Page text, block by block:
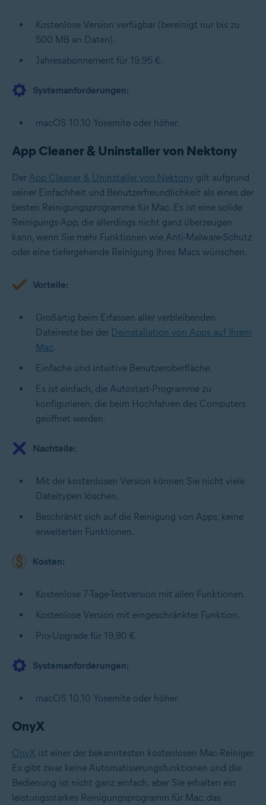
Kostenlose Version verfügbar (bereinigt nur bis zu
500 MB an Daten).
Jahresabonnement für 19,95 €.
Systemanforderungen:
macOS 10.10 Yosemite oder höher.
App Cleaner & Uninstaller von Nektony
Der App Cleaner & Uninstaller von Nektony gilt aufgrund
seiner Einfachheit und Benutzerfreundlichkeit als eines der
besten Reinigungsprogramme für Mac. Es ist eine solide
Reinigungs-App, die allerdings nicht ganz überzeugen
kann, wenn Sie mehr Funktionen wie Anti-Malware-Schutz
oder eine tiefergehende Reinigung Ihres Macs wünschen.
Vorteile:
Großartig beim Erfassen aller verbleibenden
Dateireste bei der Deinstallation von Apps auf Ihrem
Mac.
Einfache und intuitive Benutzeroberfläche.
Es ist einfach, die Autostart-Programme zu
konfigurieren, die beim Hochfahren des Computers
geöffnet werden.
Nachteile:
Mit der kostenlosen Version können Sie nicht viele
Dateitypen löschen.
Beschränkt sich auf die Reinigung von Apps; keine
erweiterten Funktionen.
Kosten:
Kostenlose 7-Tage-Testversion mit allen Funktionen.
Kostenlose Version mit eingeschränkter Funktion.
Pro-Upgrade für 19,90 €.
Systemanforderungen:
macOS 10.10 Yosemite oder höher.
OnyX
OnyX ist einer der bekanntesten kostenlosen Mac-Reiniger.
Es gibt zwar keine Automatisierungsfunktionen und die
Bedienung ist nicht ganz einfach, aber Sie erhalten ein
leistungsstarkes Reinigungsprogramm für Mac, das